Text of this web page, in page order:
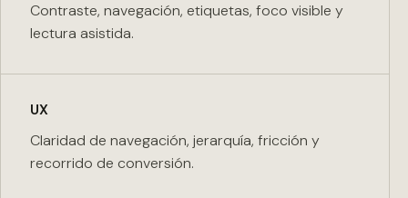
Contraste, navegación, etiquetas, foco visible y
lectura asistida.
UX
Claridad de navegación, jerarquía, fricción y
recorrido de conversión.